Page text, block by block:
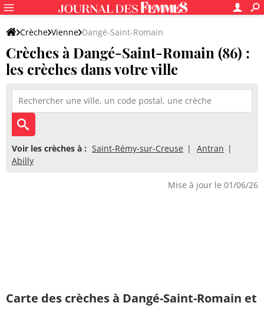
Crèche Vienne Dangé-Saint-Romain
Crèches à Dangé-Saint-Romain (86) :
les crèches dans votre ville
Voir les crèches à : Saint-Rémy-sur-Creuse
Antran
Abilly
Mise à jour le 01/06/26
Carte des crèches à Dangé-Saint-Romain et